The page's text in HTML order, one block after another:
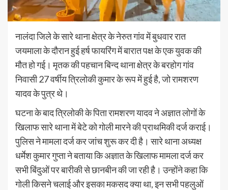
नालंदा जिले के सारे थाना क्षेत्र के नेरुत गांव में बुधवार रात
जयमाला के दौरान हुई हर्ष फायरिंग में बारात पक्ष के एक युवक की
मौत हो गई। मृतक की पहचान बिन्द थाना क्षेत्र के बरहोग गांव
निवासी 27 वर्षीय त्रिलोकी कुमार के रूप में हुई है, जो रामशरण
यादव के पुत्र थे।
घटना के बाद त्रिलोकी के पिता रामशरण यादव ने अज्ञात लोगों के
खिलाफ सारे थाना में बेटे को गोली मारने की प्राथमिकी दर्ज कराई।
पुलिस ने मामला दर्ज कर जांच शुरू कर दी है। सारे थाना अध्यक्ष
धर्मेश कुमार गुप्ता ने बताया कि अज्ञात के खिलाफ मामला दर्ज कर
सभी बिंदुओं पर बारीकी से छानबीन की जा रही है। उन्होंने कहा कि
गोली किसने चलाई और इसका मकसद क्या था, इन सभी पहलुओं